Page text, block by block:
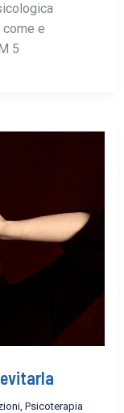
come e
5
, Psicoterapia